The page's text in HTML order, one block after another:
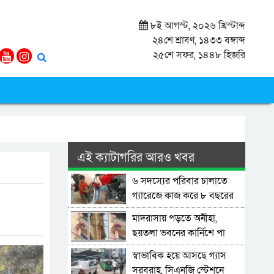
৮ই আগস্ট, ২০২৬ খ্রিস্টাব্দ
২৪শে শ্রাবণ, ১৪৩৩ বঙ্গাব্দ
২৫শে সফর, ১৪৪৮ হিজরি
এই ক্যাটাগরির আরও খবর
৬ সদস্যের পরিবার চালাতে
গ্যারেজে কাজ করে ৮ বছরের
শিশু
মাদরাসায় পড়তে অনীহা,
ছয়তলা ভবনের কার্নিশে পা
ঝুলিয়ে বসেছিল শিশু
স্বাভাবিক হয়ে আসছে গ্যাস
সরবরাহ, সিএনজি স্টেশনে